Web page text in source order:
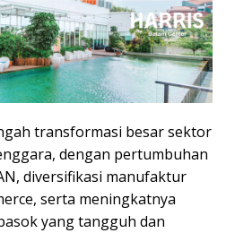
transformasi besar sektor
dengan pertumbuhan
diversifikasi manufaktur
serta meningkatnya
yang tangguh dan